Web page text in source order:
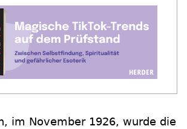
im November 1926, wurde die